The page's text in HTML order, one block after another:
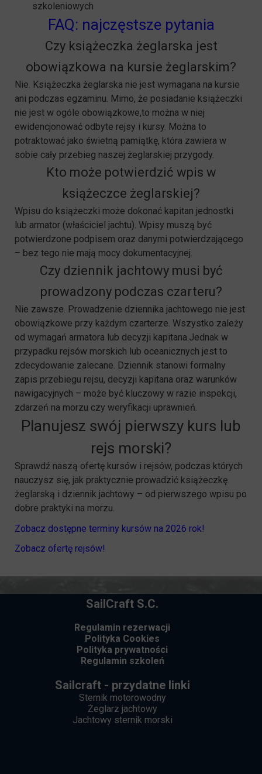
szkoleniowych
FAQ: najczęstsze pytania
Czy książeczka żeglarska jest
obowiązkowa na kursie żeglarskim?
Nie. Książeczka żeglarska nie jest wymagana na kursie
ani podczas egzaminu. Mimo, że posiadanie książeczki
nie jest w ogóle obowiązkowe,to można w niej
ewidencjonować odbyte rejsy i kursy. Można to
potraktować jako świetną pamiątkę, która zawiera w
sobie cały przebieg naszej żeglarskiej przygody.
Kto może potwierdzić wpis w
książeczce żeglarskiej?
Wpisu do książeczki może dokonać kapitan jednostki
lub armator (właściciel jachtu). Wpisy muszą być
potwierdzone podpisem oraz danymi potwierdzającego
– bez tego nie mają mocy dokumentacyjnej.
Czy dziennik jachtowy musi być
prowadzony podczas czarteru?
Nie zawsze. Prowadzenie dziennika jachtowego nie jest
obowiązkowe przy każdym czarterze. Wszystko zależy
od wymagań armatora lub decyzji kapitana.Jednak w
przypadku rejsów morskich lub oceanicznych jest to
zdecydowanie zalecane. Dziennik stanowi formalny
zapis przebiegu rejsu, decyzji kapitana oraz warunków
nawigacyjnych – może być kluczowy w razie inspekcji,
zdarzeń na morzu czy weryfikacji uprawnień.
Planujesz swój pierwszy kurs lub
rejs morski?
Sprawdź naszą ofertę kursów i rejsów, podczas których
nauczysz się, jak praktycznie prowadzić książeczkę
żeglarską i dziennik jachtowy – od pierwszego wpisu po
dobre praktyki na morzu.
Zobacz dostępne terminy kursów na 2026 rok!
Zobacz ofertę rejsów!
Sailcraft - przydatne linki
Sternik motorowodny
Żeglarz jachtowy
Jachtowy sternik morski
SailCraft S.C.
Regulamin rezerwacji
Polityka Cookies
Polityka prywatności
Regulamin szkoleń